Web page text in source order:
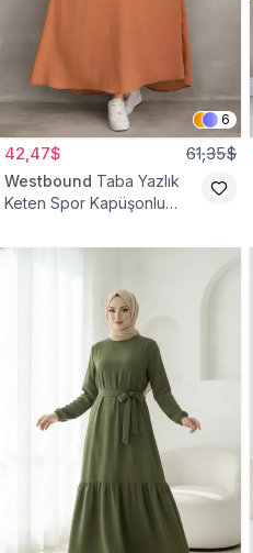
6
42,47$ 61,35$
Westbound Taba Yazlık
Keten Spor Kapüşonlu
Tesettür Elbise